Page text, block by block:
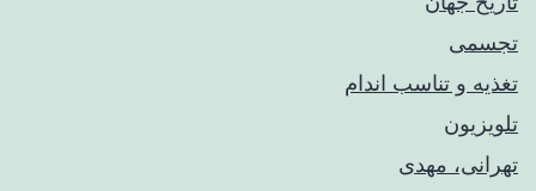
تجسمی
تغذیه و تناسب اندام
تلویزیون
تهرانی، مهدی